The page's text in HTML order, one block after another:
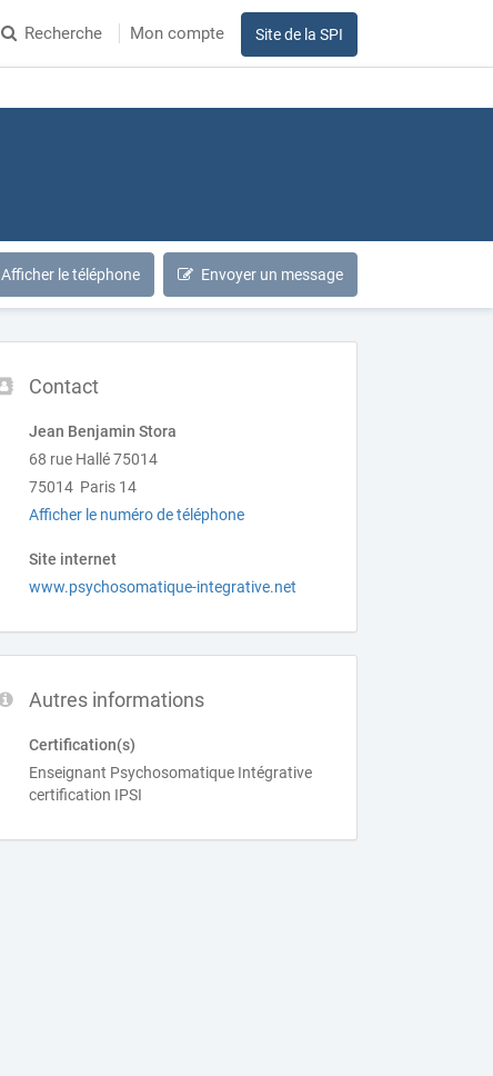
Recherche Mon compte Site de la SPI
Afficher le téléphone Envoyer un message
Contact
Jean Benjamin Stora
68 rue Hallé 75014
75014 Paris 14
Afficher le numéro de téléphone
Site internet
www.psychosomatique-integrative.net
Autres informations
Certification(s)
Enseignant Psychosomatique Intégrative
certification IPSI